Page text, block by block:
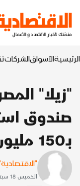
الرئيسيةالأسواقالشركات
"زيلا"
صندوق
بـ150 مليون دولار
الخميس 18 سبتمبر 2025 12:20